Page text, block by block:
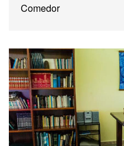
Comedor